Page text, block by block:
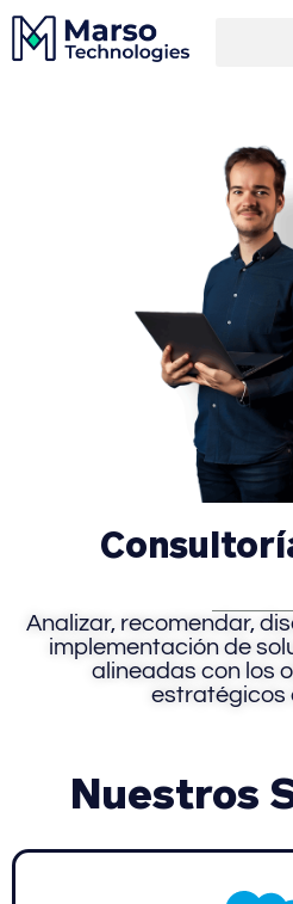
Analizar, recomendar,
implementación de
alineadas con los
estratégicos
Nuestros